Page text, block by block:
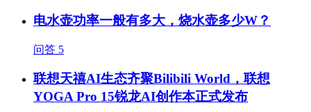
电水壶功率一般有多大，烧水壶多少W？
问答 5
联想天禧AI生态齐聚Bilibili World，联想
YOGA Pro 15锐龙AI创作本正式发布